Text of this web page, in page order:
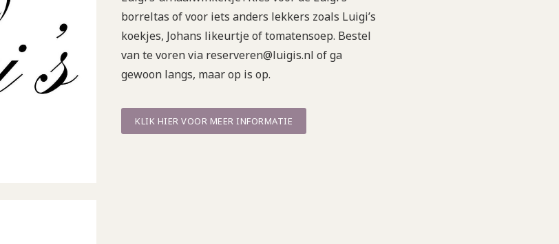
borreltas of voor iets anders lekkers zoals Luigi’s
koekjes, Johans likeurtje of tomatensoep. Bestel
van te voren via reserveren@luigis.nl of ga
gewoon langs, maar op is op.
KLIK HIER VOOR MEER INFORMATIE